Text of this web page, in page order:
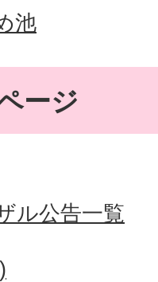
池
ージ
ル公告一覧